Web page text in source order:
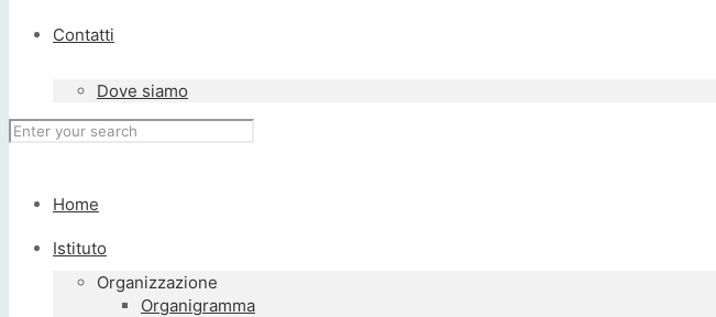
Contatti
Dove siamo
Home
Istituto
Organizzazione
Organigramma